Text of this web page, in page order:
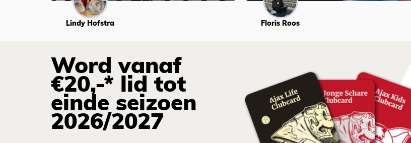
Lindy Hofstra Floris Roos
Word vanaf
€20,-* lid tot
einde seizoen
2026/2027